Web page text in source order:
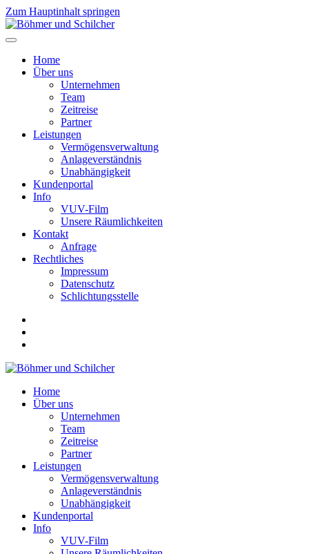
Zum Hauptinhalt springen
Home
Über uns
Unternehmen
Team
Zeitreise
Partner
Leistungen
Vermögensverwaltung
Anlageverständnis
Unabhängigkeit
Kundenportal
Info
VUV-Film
Unsere Räumlichkeiten
Kontakt
Anfrage
Rechtliches
Impressum
Datenschutz
Schlichtungsstelle
Home
Über uns
Unternehmen
Team
Zeitreise
Partner
Leistungen
Vermögensverwaltung
Anlageverständnis
Unabhängigkeit
Kundenportal
Info
VUV-Film